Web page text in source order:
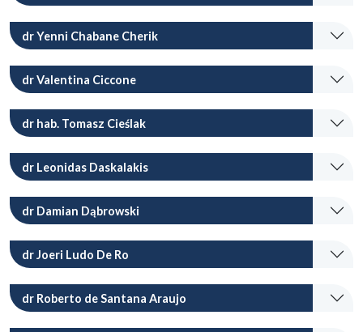
dr Yenni Chabane Cherik
dr Valentina Ciccone
dr hab. Tomasz Cieślak
dr Leonidas Daskalakis
dr Damian Dąbrowski
dr Joeri Ludo De Ro
dr Roberto de Santana Araujo